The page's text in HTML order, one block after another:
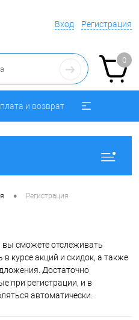
Вход Регистрация
0
и возврат
• Регистрация
вы сможете отслеживать
курсе акций и скидок, а также
Достаточно
при регистрации, и в
автоматически.